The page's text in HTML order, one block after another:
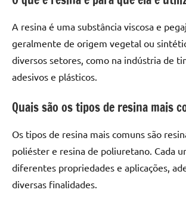
A resina é uma substância viscosa e
geralmente de origem vegetal ou
diversos setores, como na indústria de
adesivos e plásticos.
Quais são os tipos de resina mais
Os tipos de resina mais comuns são
poliéster e resina de poliuretano. Cada
diferentes propriedades e aplicações,
diversas finalidades.